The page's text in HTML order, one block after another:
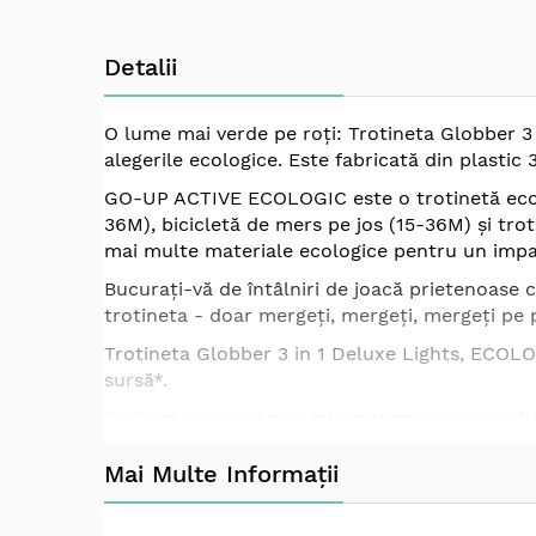
the
beginning
the
images
gallery
Detalii
O lume mai verde pe roți: Trotineta Globber
alegerile ecologice. Este fabricată din plastic
GO-UP ACTIVE ECOLOGIC este o trotinetă
36M), bicicletă de mers pe jos (15-36M) și
mai multe materiale ecologice pentru un
Bucurați-vă de întâlniri de joacă
trotineta - doar mergeți, mergeți, mergeți pe
Trotineta Globber 3 in 1 Deluxe Lights,
sursă*.
GRS este un protocol internațional care
Paiul de grâu este un bio-plastic obținut din
său lignină. Acest lucru permite trotinetelor
Mai Multe Informații